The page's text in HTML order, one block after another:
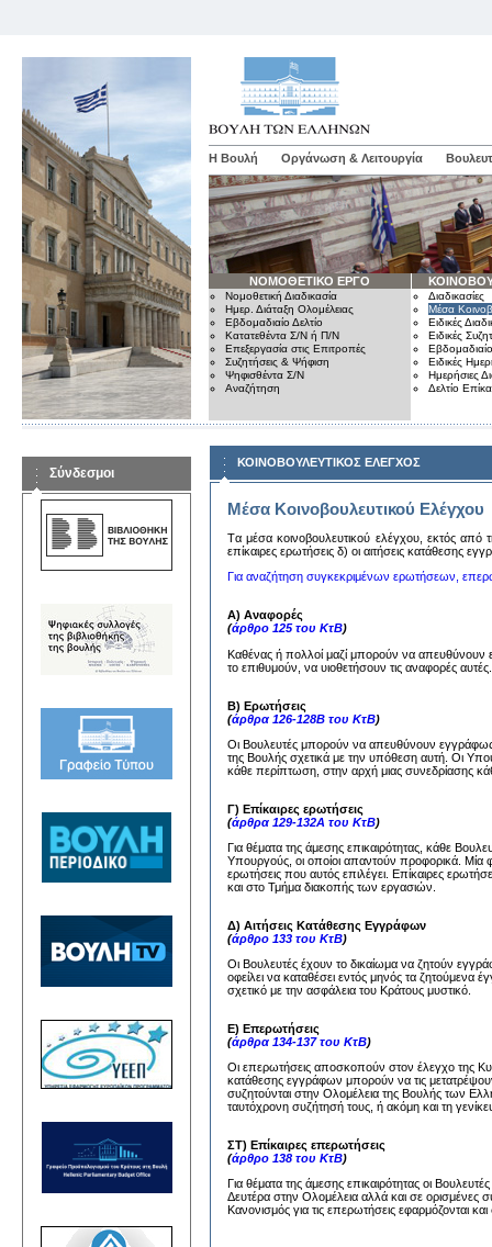
Η Βουλή Οργάνωση & Λειτουργία
ΝΟΜΟΘΕΤΙΚΟ ΕΡΓΟ
Νομοθετική Διαδικασία
Ημερ. Διάταξη Ολομέλειας
Εβδομαδιαίο Δελτίο
Κατατεθέντα Σ/Ν ή Π/Ν
Επεξεργασία στις Επιτροπές
Συζητήσεις & Ψήφιση
Ψηφισθέντα Σ/Ν
Αναζήτηση
Διαδικασίες
Μέσα
Ειδικές
Ειδικές
Εβδομαδιαίο
Ειδικές
Ημερήσιες
Δελτίο
Σύνδεσμοι
ΚΟΙΝΟΒΟΥΛΕΥΤΙΚΟΣ ΕΛΕΓΧΟΣ
Μέσα Κοινοβουλευτικού Ελέγχου
Tα μέσα κoινoβoυλευτικoύ ελέγχoυ, εκτός από
επίκαιρες ερωτήσεις δ) oι αιτήσεις κατάθεσης
Για αναζήτηση συγκεκριμένων ερωτήσεων,
Α) Αναφορές
(άρθρο 125 του ΚτΒ)
Καθένας ή πολλοί μαζί μπορούν να
το επιθυμούν, να υιοθετήσουν τις αναφορές
Β) Ερωτήσεις
(άρθρα 126-128Β του ΚτΒ)
Οι Βουλευτές μπορούν να απευθύνουν
της Βουλής σχετικά με την υπόθεση αυτή. Οι
κάθε περίπτωση, στην αρχή μιας συνεδρίασης
Γ) Επίκαιρες ερωτήσεις
(άρθρα 129-132Α του ΚτΒ)
Για θέματα της άμεσης επικαιρότητας, κάθε
Υπουργούς, οι οποίοι απαντούν προφορικά. Μία
ερωτήσεις που αυτός επιλέγει. Επίκαιρες
και στο Τμήμα διακοπής των εργασιών.
Δ) Αιτήσεις Κατάθεσης Εγγράφων
(άρθρο 133 του ΚτΒ)
Οι Βουλευτές έχουν το δικαίωμα να ζητούν
οφείλει να καταθέσει εντός μηνός τα
σχετικό με την ασφάλεια του Κράτους μυστικό.
Ε) Επερωτήσεις
(άρθρα 134-137 του ΚτΒ)
Οι επερωτήσεις αποσκοπούν στον έλεγχο της
κατάθεσης εγγράφων μπορούν να τις
συζητούνται στην Ολομέλεια της Βουλής των
ταυτόχρονη συζήτησή τους, ή ακόμη και τη
ΣΤ) Επίκαιρες επερωτήσεις
(άρθρο 138 του ΚτΒ)
Για θέματα της άμεσης επικαιρότητας οι
Δευτέρα στην Ολομέλεια αλλά και σε ορισμένες
Κανονισμός για τις επερωτήσεις εφαρμόζονται